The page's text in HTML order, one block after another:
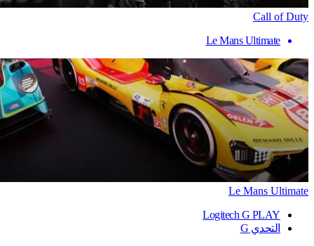
Call of Duty
Le Mans Ultimate
Le Mans Ultimate
Logitech G PLAY
التحدي G